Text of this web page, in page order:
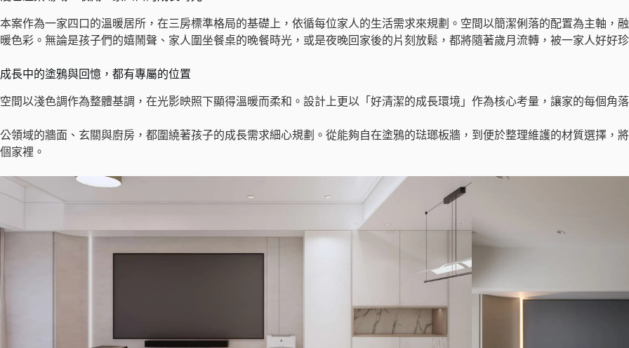
本案作為一家四口的溫暖居所，在三房標準格局的基礎上，依循每位家人的生活需求來規劃。空間以簡潔俐落的配置為主軸，
暖色彩。無論是孩子們的嬉鬧聲、家人圍坐餐桌的晚餐時光，或是夜晚回家後的片刻放鬆，都將隨著歲月流轉，被一家人好好
成長中的塗鴉與回憶，都有專屬的位置
空間以淺色調作為整體基調，在光影映照下顯得溫暖而柔和。設計上更以「好清潔的成長環境」作為核心考量，讓家的每個角
公領域的牆面、玄關與廚房，都圍繞著孩子的成長需求細心規劃。從能夠自在塗鴉的琺瑯板牆，到便於整理維護的材質選擇，
個家裡。